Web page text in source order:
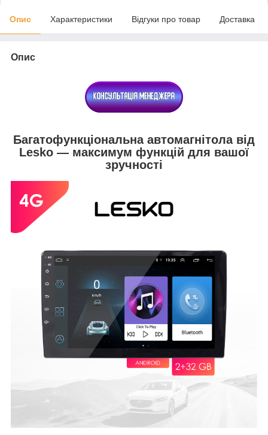
Опис Характеристики Відгуки про товар Доставка
Опис
Багатофункціональна автомагнітола від
Lesko — максимум функцій для вашої
зручності